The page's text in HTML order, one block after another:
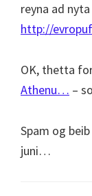
reyna ad
http://
OK, thetta
Athenu… –
Spam og
juni…